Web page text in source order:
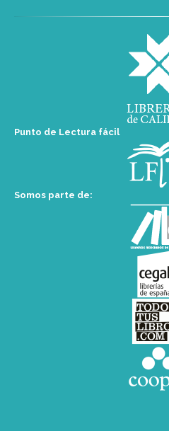
Punto de Lectura fácil
Somos parte de: